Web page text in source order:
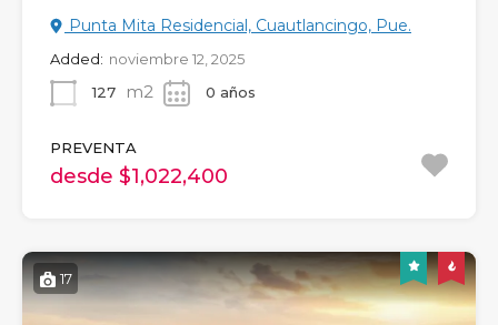
Punta Mita Residencial, Cuautlancingo, Pue.
Added: noviembre 12, 2025
127
m2 0 años
PREVENTA
desde $1,022,400
17